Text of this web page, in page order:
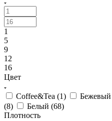
1
5
9
12
16
Цвет
Coffee&Tea (1)
(8) Белый (68)
Плотность